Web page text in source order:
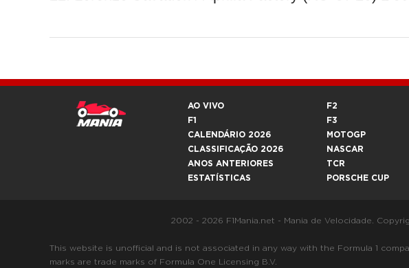
AO VIVO
F1
CALENDÁRIO 2026
CLASSIFICAÇÃO 2026
ANOS ANTERIORES
ESTATÍSTICAS
F2
F3
MOTOGP
NASCAR
TCR
PORSCHE CUP
2002 - 2026 F1Mania.net - Mania de Velocidade.
This website is unofficial and is not associated in any way with the Formula 1
marks are trade marks of Formula One Licensing B.V.